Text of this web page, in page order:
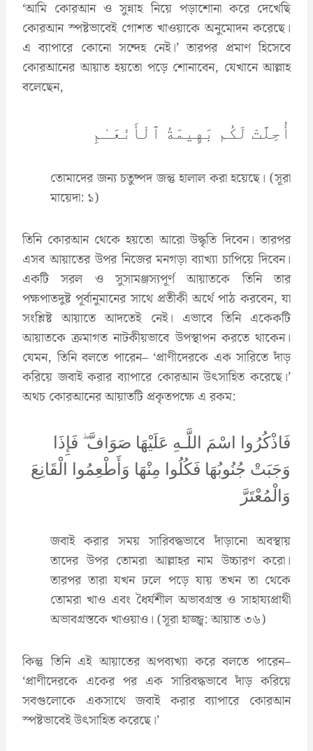
‘আমি কোরআন ও সুন্নাহ নিয়ে পড়াশোনা করে দেখেছি
কোরআন স্পষ্টভাবেই গোশত খাওয়াকে অনুমোদন করেছে।
এ ব্যাপারে কোনো সন্দেহ নেই।’ তারপর প্রমাণ হিসেবে
কোরআনের আয়াত হয়তো পড়ে শোনাবেন, যেখানে আল্লাহ
বলেছেন,
أُحِلَّتْ لَكُم بَهِيمَةُ ٱلْأَنْعَـٰمِ
তোমাদের জন্য চতুষ্পদ জন্তু হালাল করা হয়েছে। (সূরা
মায়েদা: ১)
তিনি কোরআন থেকে হয়তো আরো উদ্ধৃতি দিবেন। তারপর
এসব আয়াতের উপর নিজের মনগড়া ব্যাখ্যা চাপিয়ে দিবেন।
একটি সরল ও সুসামঞ্জস্যপূর্ণ আয়াতকে তিনি তার
পক্ষপাতদুষ্ট পূর্বানুমানের সাথে প্রতীকী অর্থে পাঠ করবেন, যা
সংশ্লিষ্ট আয়াতে আদতেই নেই। এভাবে তিনি একেকটি
আয়াতকে ক্রমাগত নাটকীয়ভাবে উপস্থাপন করতে থাকেন।
যেমন, তিনি বলতে পারেন– ‘প্রাণীদেরকে এক সারিতে দাঁড়
করিয়ে জবাই করার ব্যাপারে কোরআন উৎসাহিত করেছে।’
অথচ কোরআনের আয়াতটি প্রকৃতপক্ষে এ রকম:
فَاذْكُرُ‌وا اسْمَ اللَّـهِ عَلَيْهَا صَوَافَّ ۖ فَإِذَا
وَجَبَتْ جُنُوبُهَا فَكُلُوا مِنْهَا وَأَطْعِمُوا الْقَانِعَ
জবাই করার সময় সারিবদ্ধভাবে দাঁড়ানো অবস্থায়
তাদের উপর তোমরা আল্লাহর নাম উচ্চারণ করো।
তারপর তারা যখন ঢলে পড়ে যায় তখন তা থেকে
তোমরা খাও এবং ধৈর্যশীল অভাবগ্রস্ত ও সাহায্যপ্রাথী
অভাবগ্রস্তকে খাওয়াও। (সূরা হাজ্জ্ব: আয়াত ৩৬)
কিন্তু তিনি এই আয়াতের অপব্যখ্যা করে বলতে পারেন–
‘প্রাণীদেরকে একের পর এক সারিবদ্ধভাবে দাঁড় করিয়ে
সবগুলোকে একসাথে জবাই করার ব্যাপারে কোরআন
স্পষ্টভাবেই উৎসাহিত করেছে।’